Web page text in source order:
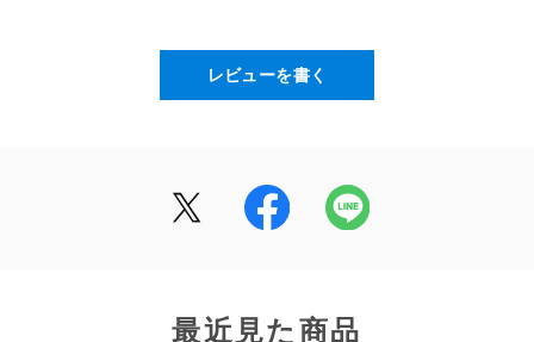
アミノ酸粉末(5-アミノレブリン酸リン酸塩含有)／クエ
ン酸、L-ロイシン、香料、L-バリン、L-イソロイシン、
レビューを書く
最近見た商品